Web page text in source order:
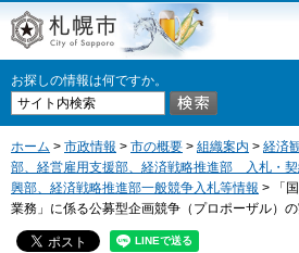
札幌市
お探しの情報は何ですか。
ホーム > 市政情報 > 市の概要 > 組織案内 > 経済
部、経営雇用支援部、経済戦略推進部 入札・契
興部、経済戦略推進部一般競争入札等情報 > 「
業務」に係る公募型企画競争（プロポーザル）